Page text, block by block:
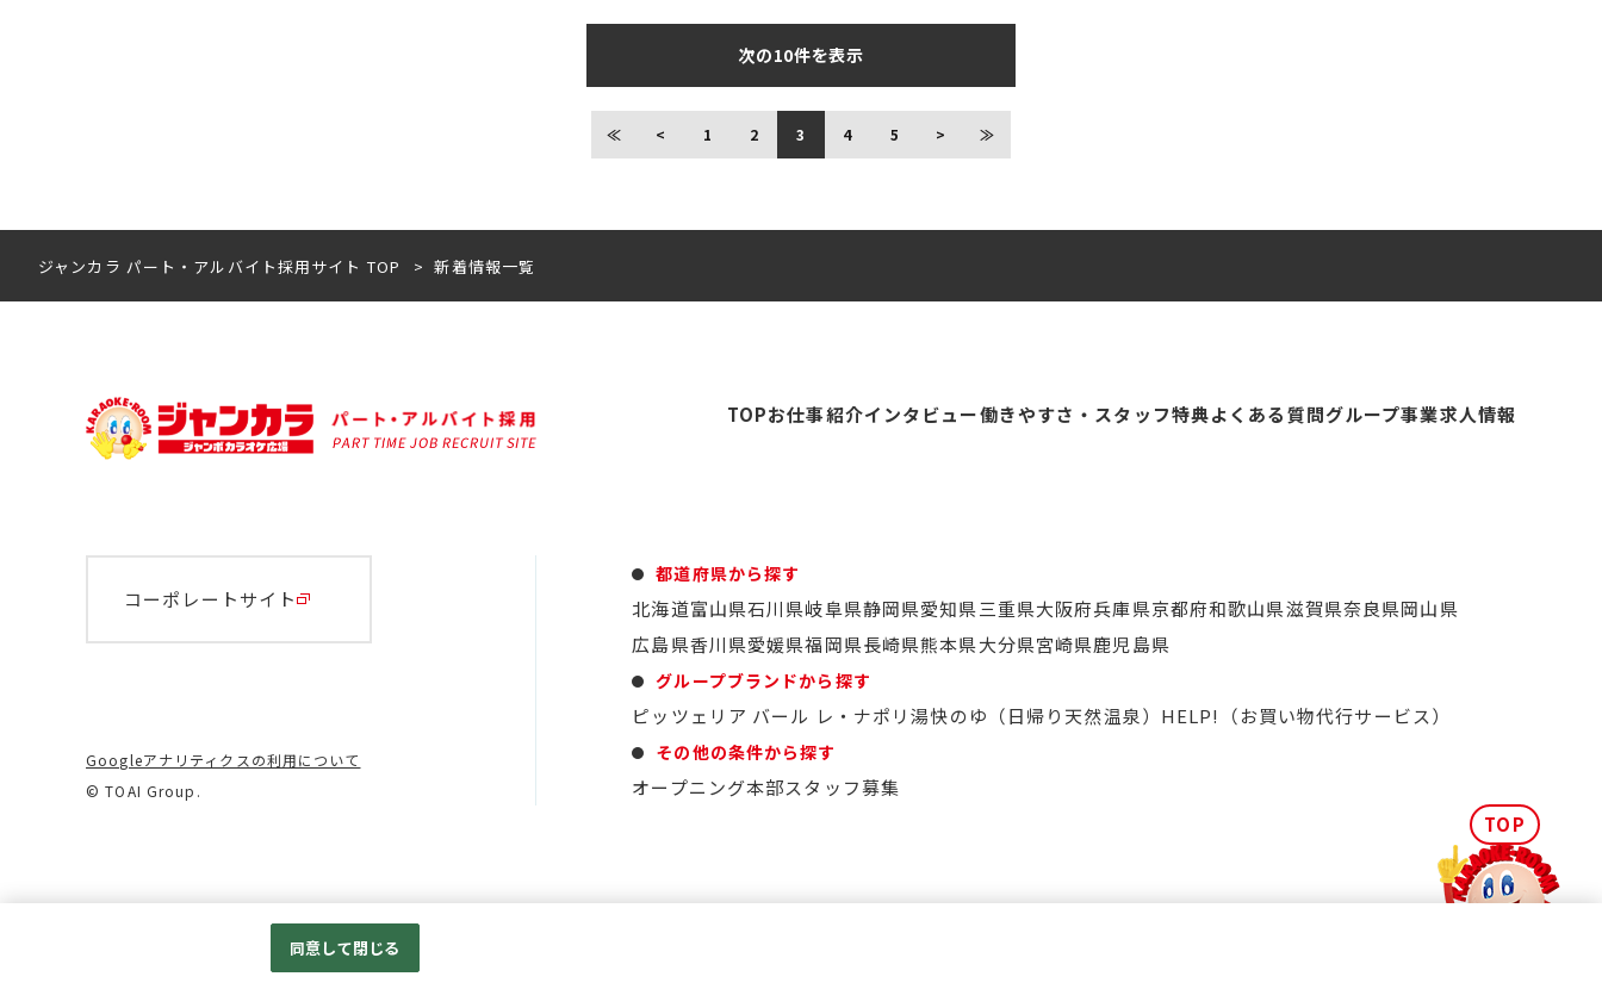
次の10件を表示
≪ < 1 2 3 4 5 > ≫
ジャンカラ パート・アルバイト採用サイト TOP 新着情報一覧
TOPお仕事紹介インタビュー働きやすさ・スタッフ特典よくある質問グループ事業求人情報
コーポレートサイト
Googleアナリティクスの利用について
© TOAI Group.
都道府県から探す
北海道富山県石川県岐阜県静岡県愛知県三重県大阪府兵庫県京都府和歌山県滋賀県奈良県岡山県
広島県香川県愛媛県福岡県長崎県熊本県大分県宮崎県鹿児島県
グループブランドから探す
ピッツェリア バール レ・ナポリ湯快のゆ（日帰り天然温泉） HELP!（お買い物代行サービス）
その他の条件から探す
オープニング本部スタッフ募集
TOP
同意して閉じる